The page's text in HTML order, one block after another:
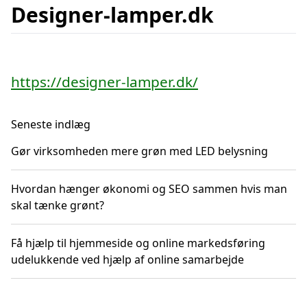
Designer-lamper.dk
https://designer-lamper.dk/
Seneste indlæg
Gør virksomheden mere grøn med LED belysning
Hvordan hænger økonomi og SEO sammen hvis man
skal tænke grønt?
Få hjælp til hjemmeside og online markedsføring
udelukkende ved hjælp af online samarbejde